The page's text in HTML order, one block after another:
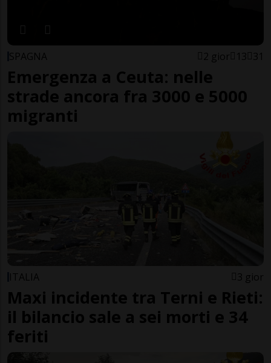
SPAGNA 2 gior 13 31
Emergenza a Ceuta: nelle
strade ancora fra 3000 e 5000
migranti
ITALIA 3 gior
Maxi incidente tra Terni e Rieti:
il bilancio sale a sei morti e 34
feriti